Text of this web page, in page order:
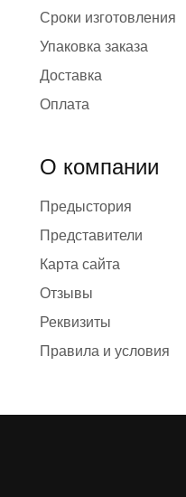
Сроки изготовления
Упаковка заказа
Доставка
Оплата
О компании
Предыстория
Представители
Карта сайта
Отзывы
Реквизиты
Правила и условия